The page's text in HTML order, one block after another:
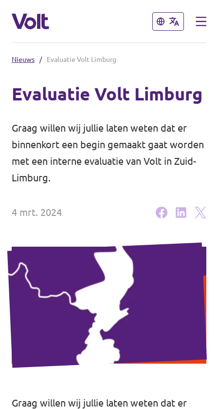
Sluiten
Volt Maastricht
Sluiten
Over Volt
Nieuws
Vacatures
Nieuws / Evaluatie Volt Limburg
Evaluatie Volt Limburg
Graag willen wij jullie laten weten dat er
binnenkort een begin gemaakt gaat worden
met een interne evaluatie van Volt in Zuid-
Limburg.
4 mrt. 2024
Graag willen wij jullie laten weten dat er